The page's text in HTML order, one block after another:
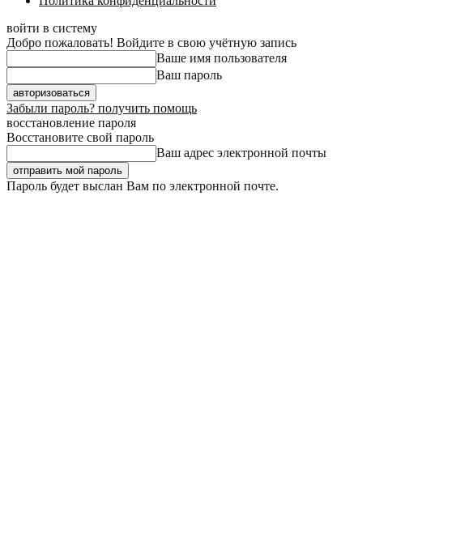
войти в систему
Добро пожаловать! Войдите в свою учётную запись
Ваше имя пользователя
Ваш пароль
Забыли пароль? получить помощь
восстановление пароля
Восстановите свой пароль
Ваш адрес электронной почты
Пароль будет выслан Вам по электронной почте.